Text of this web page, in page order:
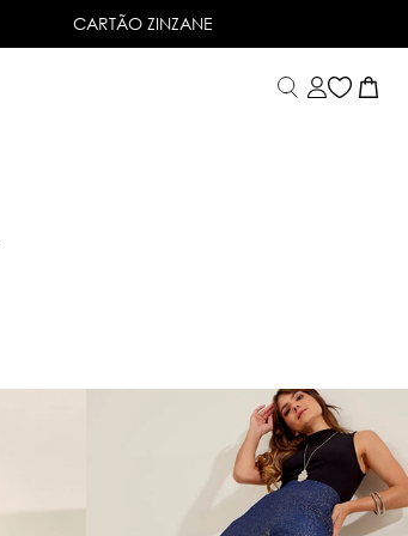
6X SEM JUROSNO CARTÃO DE CRÉDITO
CARTÃO ZINZANE